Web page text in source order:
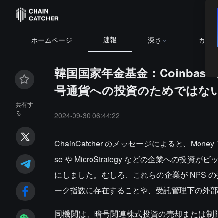
ホームページ 速報 深さ カレ
BTC
共有す
る
韓国国家年金基金：
号通貨への投資のためではな
2024-09-30 06:44:22
ChainCatcher のメッセージによると、
se や MicroStrategy などの企業への投資がビ
にしました。むしろ、これらの企業が NPS
ーク指数に存在することや、受託管理下の外
同機関は、暗号関連株式投資の売却または